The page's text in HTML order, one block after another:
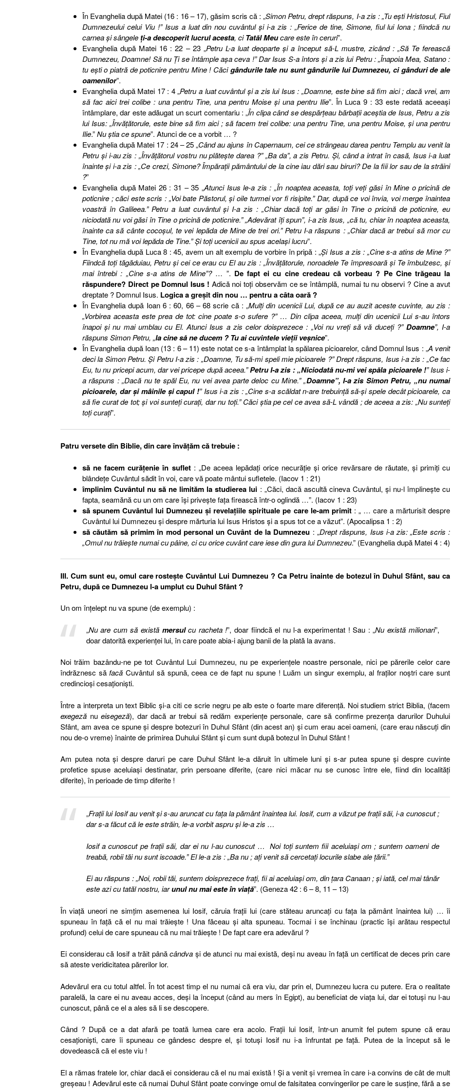
În Evanghelia după Matei (16 : 16 – 17), găsim scris că : „Simon Petru, drept răspuns, I-a zis : „Tu eşti Hristosul, Fiul
Dumnezeului celui Viu !” Isus a luat din nou cuvântul şi i-a zis : „Ferice de tine, Simone, fiul lui Iona ; fiindcă nu
carnea şi sângele ţi-a descoperit lucrul acesta, ciTatăl Meucare este în ceruri”.
Evanghelia după Matei 16 : 22 – 23 „Petru L-a luat deoparte şi a început să-L mustre, zicând : „Să Te ferească
Dumnezeu, Doamne! Să nu Ţi se întâmple aşa ceva !” Dar Isus S-a întors şi a zis lui Petru : „Înapoia Mea, Satano :
tu eşti o piatră de poticnire pentru Mine ! Căcigândurile tale nu sunt gândurile lui Dumnezeu, ci gânduri de ale
oamenilor”.
Evanghelia după Matei 17 : 4 „Petru a luat cuvântul şi a zis lui Isus : „Doamne, este bine să fim aici ; dacă vrei, am
să fac aici trei colibe : una pentru Tine, una pentru Moise şi una pentru Ilie”. În Luca 9 : 33 este redată aceeaşi
întâmplare, dar este adăugat un scurt comentariu : „În clipa când se despărţeau bărbaţii aceştia de Isus, Petru a zis
lui Isus: „Învăţătorule, este bine să fim aici ; să facem trei colibe: una pentru Tine, una pentru Moise, şi una pentru
Ilie.”Nu ştia ce spune”. Atunci de ce a vorbit … ?
Evanghelia după Matei 17 : 24 – 25 „Când au ajuns în Capernaum, cei ce strângeau darea pentru Templu au venit la
Petru şi i-au zis : „Învăţătorul vostru nu plăteşte darea ?” „Ba da”, a zis Petru. Şi, când a intrat în casă, Isus i-a luat
înainte şi i-a zis : „Ce crezi, Simone? Împăraţii pământului de la cine iau dări sau biruri? De la fiii lor sau de la străini
?”
Evanghelia după Matei 26 : 31 – 35 „Atunci Isus le-a zis : „În noaptea aceasta, toţi veţi găsi în Mine o pricină de
poticnire ; căci este scris : „Voi bate Păstorul, şi oile turmei vor fi risipite.” Dar, după ce voi învia, voi merge înaintea
voastră în Galileea.” Petru a luat cuvântul şi I-a zis : „Chiar dacă toţi ar găsi în Tine o pricină de poticnire, eu
niciodată nu voi găsi în Tine o pricină de poticnire.” „Adevărat îţi spun”, i-a zis Isus, „că tu, chiar în noaptea aceasta,
înainte ca să cânte cocoşul, te vei lepăda de Mine de trei ori.” Petru I-a răspuns : „Chiar dacă ar trebui să mor cu
Tine, tot nu mă voi lepăda de Tine.” Şi toţi ucenicii au spus acelaşi lucru”.
În Evanghelia după Luca 8 : 45, avem un alt exemplu de vorbire în pripă : „Şi Isus a zis : „Cine s-a atins de Mine ?”
Fiindcă toţi tăgăduiau, Petru şi cei ce erau cu El au zis : „Învăţătorule, noroadele Te împresoară şi Te îmbulzesc, şi
mai întrebi : „Cine s-a atins de Mine”?… ”. De fapt ei cu cine credeau că vorbeau ? Pe Cine trăgeau la
răspundere? Direct pe Domnul Isus ! Adică noi toţi observăm ce se întâmplă, numai tu nu observi ? Cine a avut
dreptate ? Domnul Isus. Logica a greşit din nou … pentru a câta oară ?
În Evanghelia după Ioan 6 : 60, 66 – 68 scrie că : „Mulţi din ucenicii Lui, după ce au auzit aceste cuvinte, au zis :
„Vorbirea aceasta este prea de tot: cine poate s-o sufere ?” … Din clipa aceea, mulţi din ucenicii Lui s-au întors
înapoi şi nu mai umblau cu El. Atunci Isus a zis celor doisprezece : „Voi nu vreţi să vă duceţi ?” Doamne”, I-a
răspuns Simon Petru, „la cine să ne ducem ? Tu ai cuvintele vieţii veşnice”.
În Evanghelia după Ioan (13 : 6 – 11) este notat ce s-a întâmplat la spălarea picioarelor, când Domnul Isus : „A venit
deci la Simon Petru. Şi Petru I-a zis : „Doamne, Tu să-mi speli mie picioarele ?” Drept răspuns, Isus i-a zis : „Ce fac
Eu, tu nu pricepi acum, dar vei pricepe după aceea.”Petru I-a zis : „Niciodată nu-mi vei spăla picioarele !” Isus i-
a răspuns : „Dacă nu te spăl Eu, nu vei avea parte deloc cu Mine.” „Doamne”, I-a zis Simon Petru, „nu numai
picioarele, dar şi mâinile şi capul !” Isus i-a zis : „Cine s-a scăldat n-are trebuinţă să-şi spele decât picioarele, ca
să fie curat de tot; şi voi sunteţi curaţi, dar nu toţi.” Căci ştia pe cel ce avea să-L vândă ; de aceea a zis: „Nu sunteţi
toţi curaţi”.
Patru versete din Biblie, din care învăţăm că trebuie :
să ne facem curăţenie în suflet: „De aceea lepădaţi orice necurăţie şi orice revărsare de răutate, şi primiţi cu
blândeţe Cuvântul sădit în voi, care vă poate mântui sufletele. (Iacov 1 : 21)
împlinim Cuvântul nu să ne limităm la studierea lui : „Căci, dacă ascultă cineva Cuvântul, şi nu-l împlineşte cu
fapta, seamănă cu un om care îşi priveşte faţa firească într-o oglindă …”. (Iacov 1 : 23)
să spunem Cuvântul lui Dumnezeu şi revelaţiile spirituale pe care le-am primit: „ … care a mărturisit despre
Cuvântul lui Dumnezeu şi despre mărturia lui Isus Hristos şi a spus tot ce a văzut”. (Apocalipsa 1 : 2)
să căutăm să primim în mod personal un Cuvânt de la Dumnezeu : „Drept răspuns, Isus i-a zis: „Este scris :
„Omul nu trăieşte numai cu pâine, ci cu orice cuvânt care iese din gura lui Dumnezeu.” (Evanghelia după Matei 4 : 4)
III. Cum sunt eu, omul care rosteşte Cuvântul Lui Dumnezeu ? Ca Petru înainte de botezul în Duhul Sfânt, sau ca
Petru, după ce Dumnezeu l-a umplut cu Duhul Sfânt ?
Un om înţelept nu va spune (de exemplu) :
„Nu are cum să există mersulcu racheta !”, doar fiindcă el nu l-a experimentat ! Sau : „Nu există milionari”,
doar datorită experienţei lui, în care poate abia-i ajung banii de la plată la avans.
Noi trăim bazându-ne pe tot Cuvântul Lui Dumnezeu, nu pe experienţele noastre personale, nici pe părerile celor care
îndrăznesc săfacă Cuvântul să spună, ceea ce de fapt nu spune ! Luăm un singur exemplu, al fraţilor noştri care sunt
credincioşi cesaţionişti.
Între a interpreta un text Biblic şi-a citi ce scrie negru pe alb este o foarte mare diferenţă. Noi studiem strict Biblia, (facem
exegeză nueisegeză), dar dacă ar trebui să redăm experienţe personale, care să confirme prezenţa darurilor Duhului
Sfânt, am avea ce spune şi despre botezuri în Duhul Sfânt (din acest an) şi cum erau acei oameni, (care erau născuţi din
nou de-o vreme) înainte de primirea Duhului Sfânt şi cum sunt după botezul în Duhul Sfânt !
Am putea nota şi despre daruri pe care Duhul Sfânt le-a dăruit în ultimele luni şi s-ar putea spune şi despre cuvinte
profetice spuse aceluiaşi destinatar, prin persoane diferite, (care nici măcar nu se cunosc între ele, fiind din localităţi
diferite), în perioade de timp diferite !
„Fraţii lui Iosif au venit şi s-au aruncat cu faţa la pământ înaintea lui. Iosif, cum a văzut pe fraţii săi, i-a cunoscut ;
dar s-a făcut că le este străin, le-a vorbit aspru şi le-a zis …
Iosif a cunoscut pe fraţii săi, dar ei nu l-au cunoscut … Noi toţi suntem fiii aceluiaşi om ; suntem oameni de
treabă, robii tăi nu sunt iscoade.” El le-a zis : „Ba nu ; aţi venit să cercetaţi locurile slabe ale ţării.”
Ei au răspuns : „Noi, robii tăi, suntem doisprezece fraţi, fii ai aceluiaşi om, din ţara Canaan ; şi iată, cel mai tânăr
este azi cu tatăl nostru, iarunul nu mai este în viaţă”. (Geneza 42 : 6 – 8, 11 – 13)
În viaţă uneori ne simţim asemenea lui Iosif, căruia fraţii lui (care stăteau aruncaţi cu faţa la pământ înaintea lui) … îi
spuneau în faţă că el nu mai trăieşte ! Una făceau şi alta spuneau. Tocmai i se închinau (practic îşi arătau respectul
profund) celui de care spuneau că nu mai trăieşte ! De fapt care era adevărul ?
Ei considerau că Iosif a trăit pânăcândva şi de atunci nu mai există, deşi nu aveau în faţă un certificat de deces prin care
să ateste veridicitatea părerilor lor.
Adevărul era cu totul altfel. În tot acest timp el nu numai că era viu, dar prin el, Dumnezeu lucra cu putere. Era o realitate
paralelă, la care ei nu aveau acces, deşi la început (când au mers în Egipt), au beneficiat de viaţa lui, dar ei totuşi nu l-au
cunoscut, până ce el a ales să li se descopere.
Când ? După ce a dat afară pe toată lumea care era acolo. Fraţii lui Iosif, într-un anumit fel putem spune că erau
cesaţionişti, care îi spuneau ce gândesc despre el, şi totuşi Iosif nu i-a înfruntat pe faţă. Putea de la început să le
dovedească că el este viu !
El a rămas fratele lor, chiar dacă ei considerau că el nu mai există ! Şi a venit şi vremea în care i-a convins de cât de mult
greşeau ! Adevărul este că numai Duhul Sfânt poate convinge omul de falsitatea convingerilor pe care le susţine, fără a se